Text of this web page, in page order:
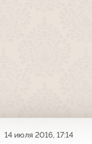
14 июля 2016, 17:14